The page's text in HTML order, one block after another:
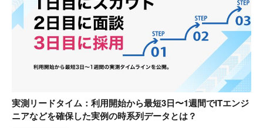
実測リードタイム：利用開始から最短3日〜1週間でITエンジ
ニアなどを確保した実例の時系列データとは？